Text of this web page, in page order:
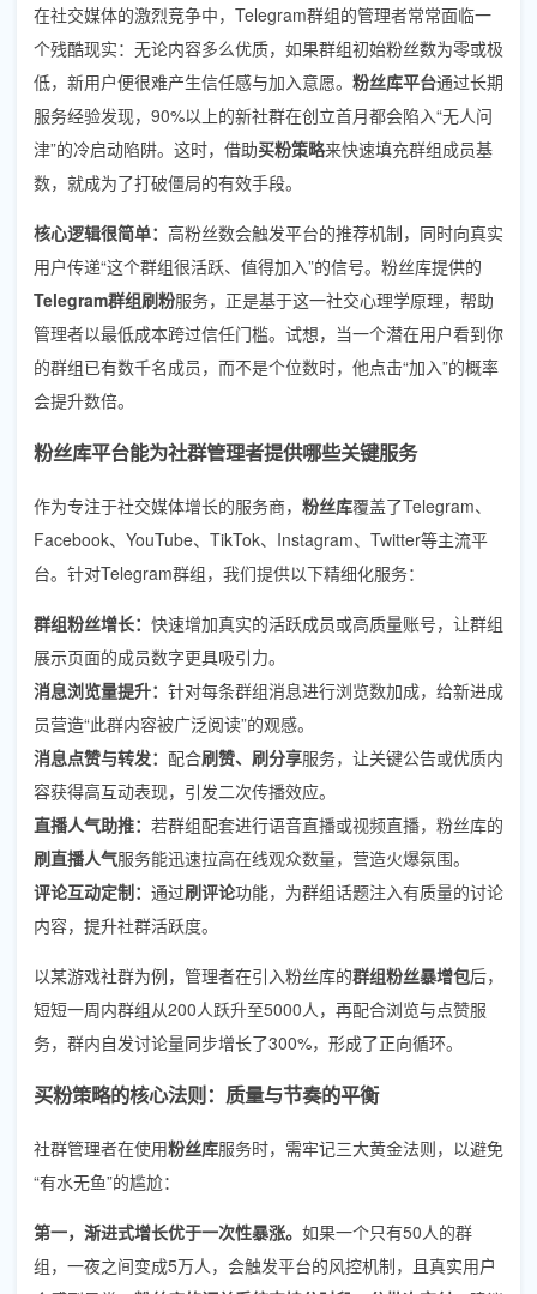
在社交媒体的激烈竞争中，Telegram群组的管理者常常面临一
个残酷现实：无论内容多么优质，如果群组初始粉丝数为零或极
低，新用户便很难产生信任感与加入意愿。 粉丝库平台通过长期
服务经验发现，90%以上的新社群在创立首月都会陷入“无人问
津”的冷启动陷阱。这时，借助买粉策略来快速填充群组成员基
数，就成为了打破僵局的有效手段。
核心逻辑很简单： 高粉丝数会触发平台的推荐机制，同时向真实
用户传递“这个群组很活跃、值得加入”的信号。粉丝库提供的
Telegram群组刷粉服务，正是基于这一社交心理学原理，帮助
管理者以最低成本跨过信任门槛。试想，当一个潜在用户看到你
的群组已有数千名成员，而不是个位数时，他点击“加入”的概率
会提升数倍。
粉丝库平台能为社群管理者提供哪些关键服务
作为专注于社交媒体增长的服务商， 粉丝库覆盖了Telegram、
Facebook、YouTube、TikTok、Instagram、Twitter等主流平
台。针对Telegram群组，我们提供以下精细化服务：
群组粉丝增长： 快速增加真实的活跃成员或高质量账号，让群组
展示页面的成员数字更具吸引力。
消息浏览量提升： 针对每条群组消息进行浏览数加成，给新进成
员营造“此群内容被广泛阅读”的观感。
消息点赞与转发： 配合刷赞、刷分享服务，让关键公告或优质内
容获得高互动表现，引发二次传播效应。
直播人气助推： 若群组配套进行语音直播或视频直播，粉丝库的
刷直播人气服务能迅速拉高在线观众数量，营造火爆氛围。
评论互动定制： 通过刷评论功能，为群组话题注入有质量的讨论
内容，提升社群活跃度。
以某游戏社群为例，管理者在引入粉丝库的群组粉丝暴增包后，
短短一周内群组从200人跃升至5000人，再配合浏览与点赞服
务，群内自发讨论量同步增长了300%，形成了正向循环。
买粉策略的核心法则：质量与节奏的平衡
社群管理者在使用粉丝库服务时，需牢记三大黄金法则，以避免
“有水无鱼”的尴尬：
第一，渐进式增长优于一次性暴涨。 如果一个只有50人的群
组，一夜之间变成5万人，会触发平台的风控机制，且真实用户